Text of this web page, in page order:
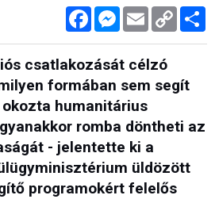
FacebookMessenger
Email Copy
Link
csatlakozását célzó
formában sem segít
humanitárius
romba döntheti az
- jelentette ki a
üldözött
programokért felelős